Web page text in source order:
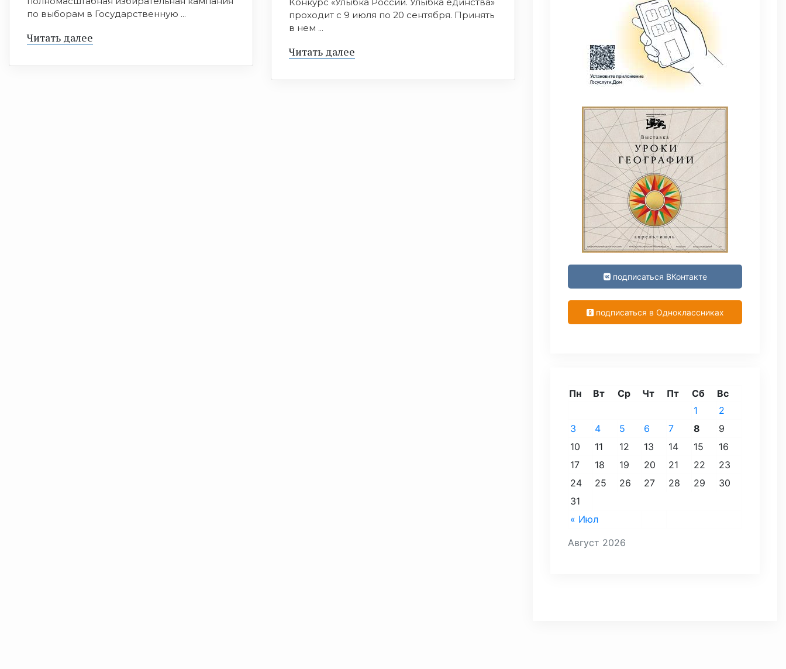
по выборам в Государственную ...
Читать далее
проходит с 9 июля по 20 сентября. Принять
в нем ...
Читать далее
подписаться ВКонтакте
подписаться в Одноклассниках
Август 2026
Пн Вт Ср Чт Пт Сб Вс
« Июл
1
2
3
4 5 6 7 8
9
10
11 12 13 14 15
16
17
18 19 20 21 22
23
24
25 26 27 28 29
30
31